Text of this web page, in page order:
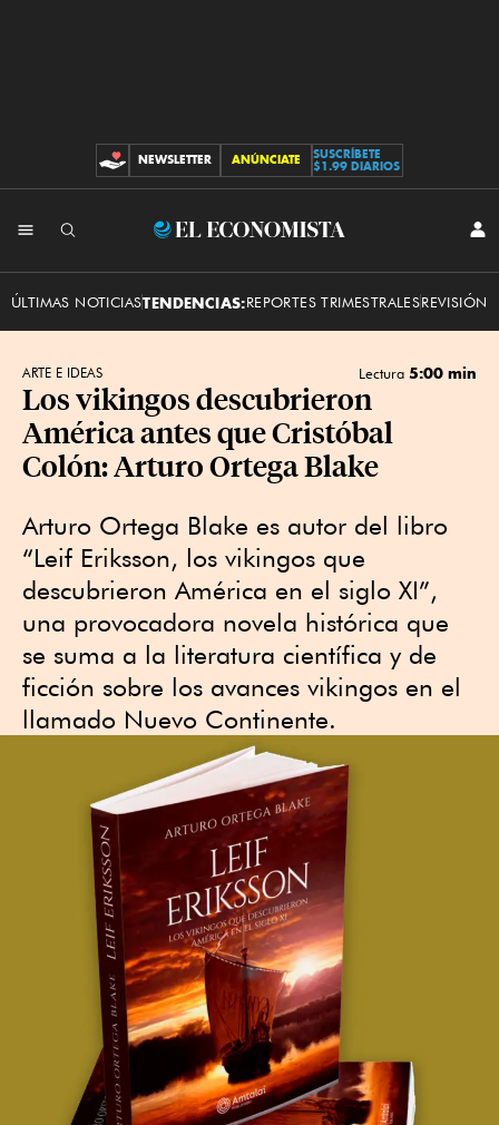
CONTRIBUCIONES
NEWSLETTER ANÚNCIATE
SUSCRÍBETE
$1.99 DIARIOS
El
ÚLTIMAS NOTICIASTENDENCIAS:REPORTES TRIMESTRALESREVISIÓN
ARTE E IDEAS Lectura 5:00 min
Los vikingos descubrieron
América antes que Cristóbal
Colón: Arturo Ortega Blake
Arturo Ortega Blake es autor del libro
“Leif Eriksson, los vikingos que
descubrieron América en el siglo XI”,
una provocadora novela histórica que
se suma a la literatura científica y de
ficción sobre los avances vikingos en el
llamado Nuevo Continente.